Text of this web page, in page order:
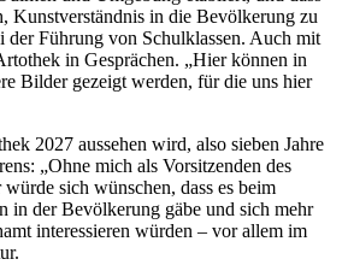
Kunstverständnis in die Bevölkerung zu
der Führung von Schulklassen. Auch mit
in Gesprächen. „Hier können in
Bilder gezeigt werden, für die uns hier
2027 aussehen wird, also sieben Jahre
„Ohne mich als Vorsitzenden des
sich wünschen, dass es beim
in der Bevölkerung gäbe und sich mehr
interessieren würden – vor allem im